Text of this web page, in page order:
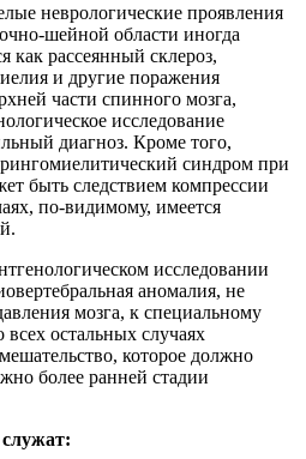
неврологические проявления
шейной области иногда
как рассеянный склероз,
и другие поражения
части спинного мозга,
исследование
диагноз. Кроме того,
синдром при
быть следствием компрессии
по-видимому, имеется
исследовании
аномалия, не
мозга, к специальному
остальных случаях
которое должно
более ранней стадии